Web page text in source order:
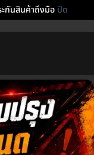
กันสินค้าถึงมือปิด